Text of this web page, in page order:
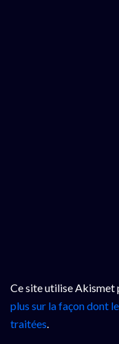
Ce site utilise Akismet
plus sur la façon dont
traitées.